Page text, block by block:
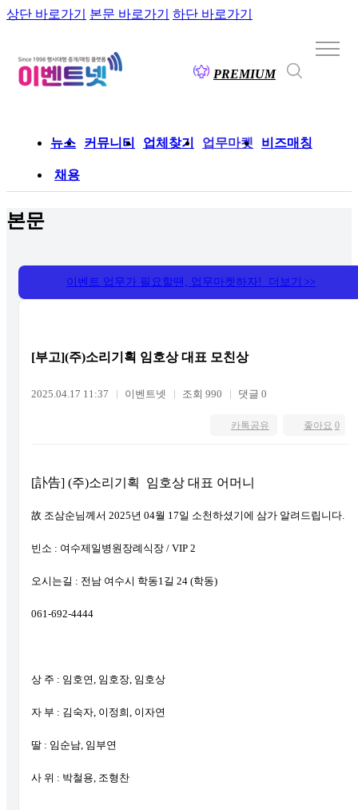
상단 바로가기 본문 바로가기 하단 바로가기
PREMIUM
뉴스 커뮤니티 업체찾기 업무마켓 비즈매칭
채용
본문
이벤트 업무가 필요할땐, 업무마켓하자! 더보기 >>
[부고](주)소리기획 임호상 대표 모친상
2025.04.17 11:37 이벤트넷 조회 990 댓글 0
좋아요 0
카톡공유
[訃告] (주)소리기획 임호상 대표 어머니
故 조삼순님께서 2025년 04월 17일 소천하셨기에 삼가 알려드립니다.
빈소 : 여수제일병원장례식장 / VIP 2
오시는길 : 전남 여수시 학동1길 24 (학동)
061-692-4444
상 주 : 임호연, 임호장, 임호상
자 부 : 김숙자, 이정희, 이자연
딸 : 임순남, 임부연
사 위 : 박철용, 조형찬